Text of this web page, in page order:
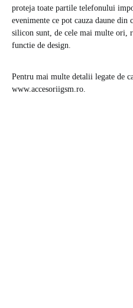
proteja toate partile telefonului
evenimente ce pot cauza daune din
silicon sunt, de cele mai multe ori,
functie de design.
Pentru mai multe detalii legate de
www.accesoriigsm.ro.